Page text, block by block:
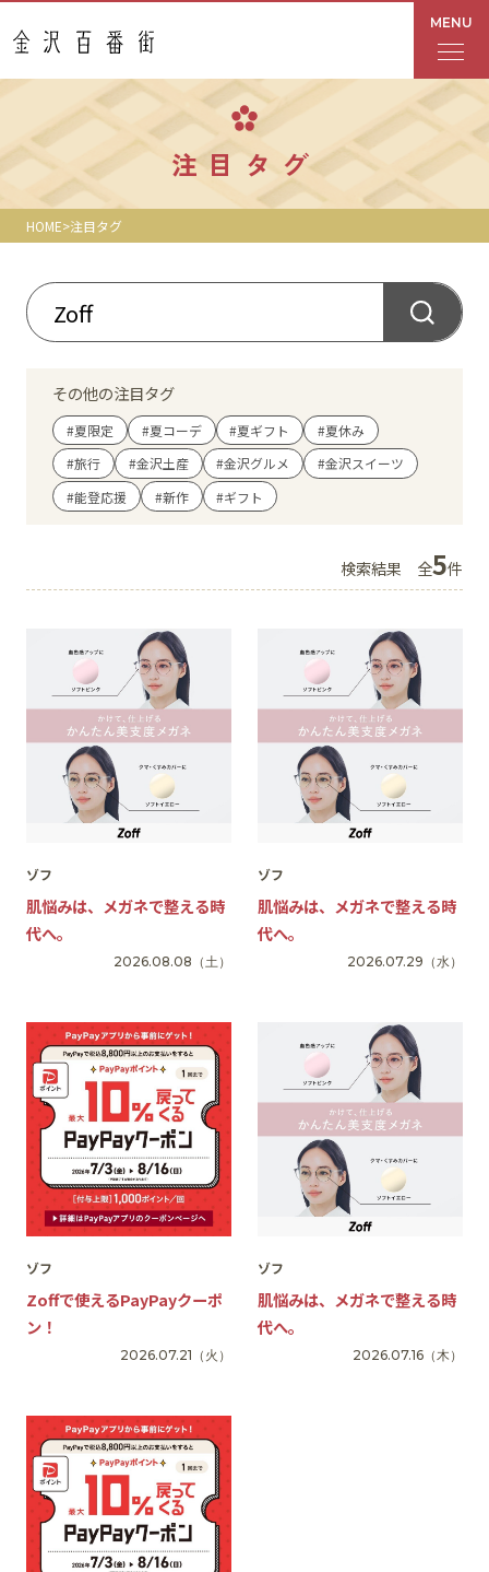
MENU
フロアガイド
あんと
Rinto
あんと西
レストラン・カフェ
ショップニュース
アクセス・パーキング
館内サービス
施設からのお知らせ
スタッフ募集
百番街くらぶ
SNS
注目タグ
HOME 注目タグ
その他の注目タグ
#夏限定 #夏コーデ #夏ギフト
#夏休み
#旅行
#金沢土産 #金沢グルメ
#金沢スイーツ
#能登応援
#新作 #ギフト
検索結果 全5件
ゾフ
肌悩みは、メガネで整える時
代へ。
2026.08.08 （土）
ゾフ
肌悩みは、メガネで整える時
代へ。
2026.07.29 （水）
ゾフ
Zoffで使えるPayPayクーポ
ン！
2026.07.21 （火）
ゾフ
肌悩みは、メガネで整える時
代へ。
2026.07.16 （木）